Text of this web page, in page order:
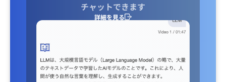
チャットできます
詳細を見る